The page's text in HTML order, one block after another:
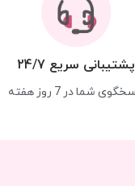
پشتیبانی سریع 24/7
شما در 7 روز هفته